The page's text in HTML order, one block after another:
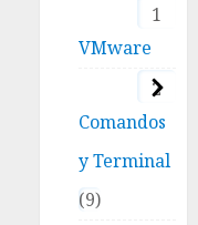
1
VMware
2
Comandos
y Terminal
9